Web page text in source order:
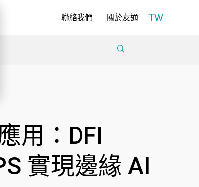
聯絡我們 關於友通 TW
用：DFI
實現邊緣 AI